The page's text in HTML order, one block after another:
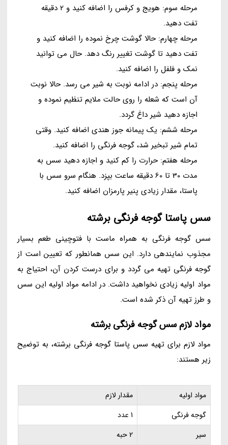
مرحله سوم: هویج و کرفس را اضافه کنید و 2 دقیقه
تفت دهید.
مرحله چهارم: حالا گوشت چرخ نموده را اضافه کنید و
تفت دهید تا گوشت تغییر رنگ دهد. حال می توانید
نمک و فلفل را اضافه کنید.
مرحله پنجم: در ادامه نوبت به شیر می رسد. حالا نوبت
آن است که شعله را روی حالت ملایم تنظیم نموده و
اجازه دهید شیر داغ گردد.
مرحله ششم: یک پیمانه جوز هندی اضافه کنید. وقتی
تمام شیر تبخیر شد، گوجه فرنگی را اضافه کنید.
مرحله هفتم: حرارت را کم کنید و اجازه دهید سس به
مدت 30 تا 60 دقیقه ساعت بپزد. هنگام سرو سس با
پاستا، مقدار زیادی پنیر پارمزان اضافه کنید.
سس پاستا گوجه فرنگی برشته
سس گوجه فرنگی به همراه ماست با فتوچینی طعم بسیار
مجذوب نمایندهی دارد. این سس همانطور که تعیین است از
گوجه فرنگی تهیه می گردد و برای درست کردن آن، احتیاج به
مواد اولیه زیادی نخواهید داشت. در ادامه مواد اولیه این سس
و طرز تهیه آن ذکر شده است.
مواد لازم سس گوجه فرنگی برشته
مواد لازم برای تهیه سس پاستا گوجه فرنگی برشته، به توضیح
زیر هستند:
مواد اولیه
مقدار لازم
گوجه فرنگی
1 عدد
سیر
2 حبه